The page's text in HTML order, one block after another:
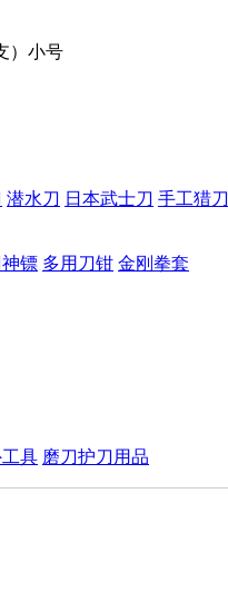
）小号
潜水刀 日本武士刀 手工猎刀
镖 多用刀钳 金刚拳套
工具 磨刀护刀用品